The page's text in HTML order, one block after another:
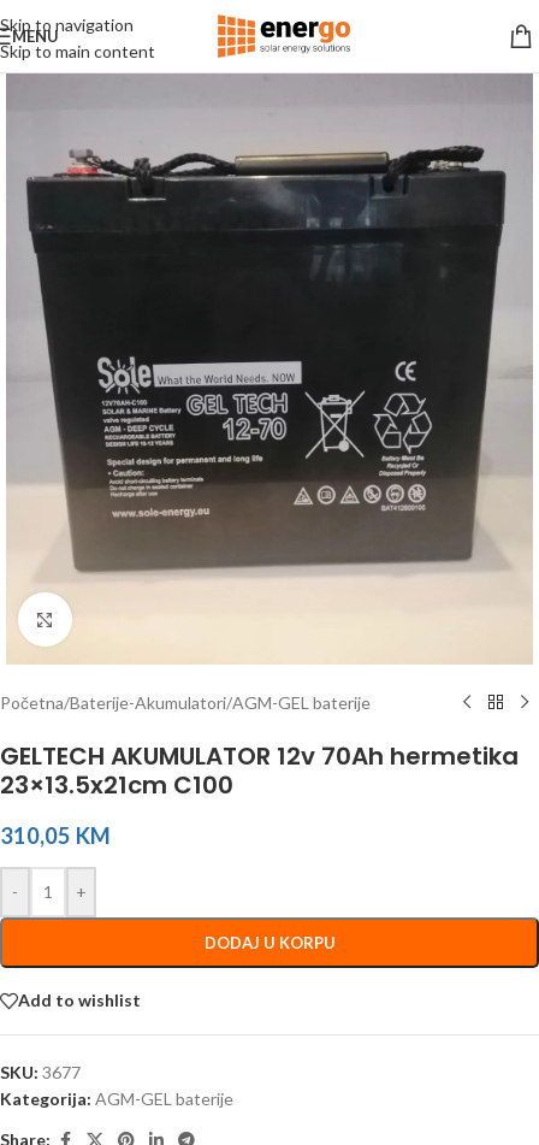
Skip to navigation
Skip to main content
MENU
Click to enlarge
Početna/Baterije-Akumulatori/AGM-GEL baterije
GELTECH AKUMULATOR 12v 70Ah hermetika
23×13.5x21cm C100
310,05 KM
- +
DODAJ U KORPU
Add to wishlist
SKU: 3677
Kategorija: AGM-GEL baterije
Share: